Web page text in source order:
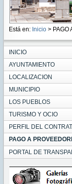
Está en: Inicio > PAGO
INICIO
AYUNTAMIENTO
LOCALIZACION
MUNICIPIO
LOS PUEBLOS
TURISMO Y OCIO
PERFIL DEL
PAGO A
PORTAL DE